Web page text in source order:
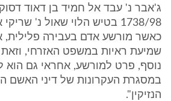
ג'אבר נ' עבד אל חמיד בן דאוד
1738/98 בטיש הלוי שאול נ'
כאשר מורשע אדם בעבירה פלילית,
שמיעת ראיות במשפט האזרחי, וזאת
נוסף, פרט למורשע, אחראי גם הוא
במסגרת העקרונות של דיני האשם
הנזיקין".